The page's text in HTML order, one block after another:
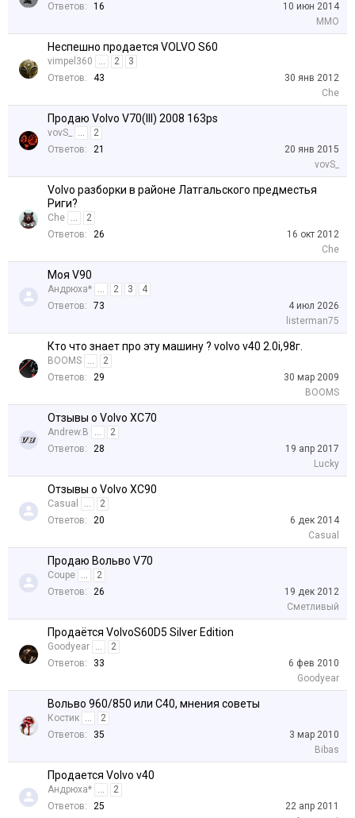
Ответов:
16
10 июн 2014
MMO
Неспешно продается VOLVO S60
vimpel360 ... 2
3
Ответов:
43
30 янв 2012
Che
Продаю Volvo V70(III) 2008 163ps
vovS_ ...
2
Ответов:
21
20 янв 2015
vovS_
Volvo разборки в районе Латгальского предместья
Риги?
Che ...
2
Ответов:
26
16 окт 2012
Che
Моя V90
Андрюха* ... 2 3
4
Ответов:
73
4 июл 2026
listerman75
Кто что знает про эту машину ? volvo v40 2.0i,98г.
BOOMS ...
2
Ответов:
29
30 мар 2009
BOOMS
Отзывы о Volvo XC70
Andrew.B ...
2
Ответов:
28
19 апр 2017
Lucky
Отзывы о Volvo XC90
Casual ...
2
Ответов:
20
6 дек 2014
Casual
Продаю Вольво V70
Coupe ...
2
Ответов:
26
19 дек 2012
Сметливый
Продаётся VolvoS60D5 Silver Edition
Goodyear ...
2
Ответов:
33
6 фев 2010
Goodyear
Вольво 960/850 или С40, мнения советы
Костик ...
2
Ответов:
35
3 мар 2010
Bibas
Продается Volvo v40
Андрюха* ...
2
Ответов:
25
22 апр 2011